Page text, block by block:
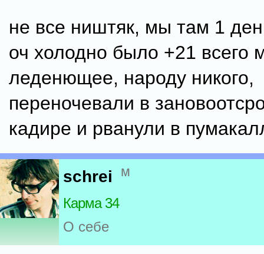
не все ништяк, мы там 1
оч холодно было +21 всего
леденющее, народу никого,
переночевали в
кадире и рванули в
schrei м
Карма 34
О себе